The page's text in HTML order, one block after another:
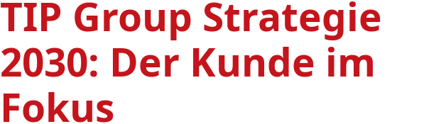
TIP Group Strategie
2030: Der Kunde im
Fokus